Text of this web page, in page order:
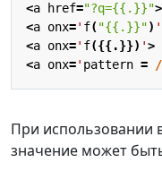
<a href="?q={{.}}">
<a onx=' f("{{.}}") '
<a onx=' f({{.}}) '>
<a onx=' pattern = /
При использовании
значение может